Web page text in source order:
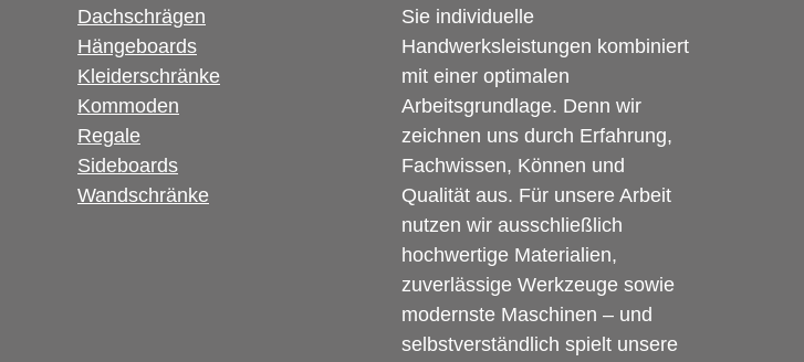
Dachschrägen
Hängeboards
Kleiderschränke
Kommoden
Regale
Sideboards
Wandschränke
Sie individuelle
Handwerksleistungen kombiniert
mit einer optimalen
Arbeitsgrundlage. Denn wir
zeichnen uns durch Erfahrung,
Fachwissen, Können und
Qualität aus. Für unsere Arbeit
nutzen wir ausschließlich
hochwertige Materialien,
zuverlässige Werkzeuge sowie
modernste Maschinen – und
selbstverständlich spielt unsere